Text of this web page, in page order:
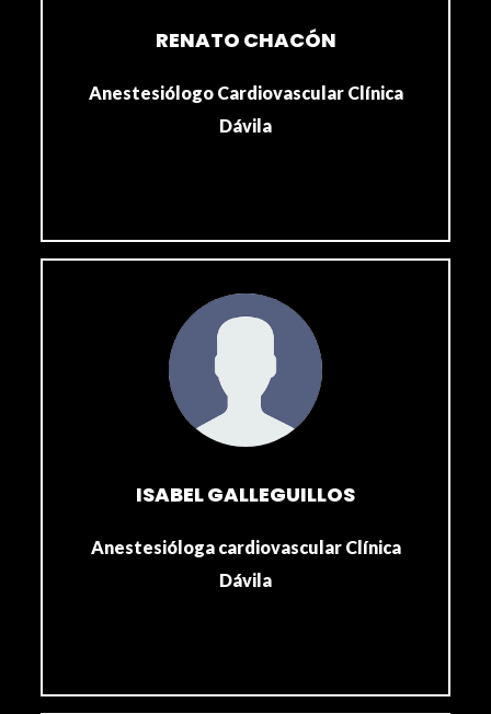
RENATO CHACÓN
Anestesiólogo Cardiovascular Clínica
Dávila
ISABEL GALLEGUILLOS
Anestesióloga cardiovascular Clínica
Dávila